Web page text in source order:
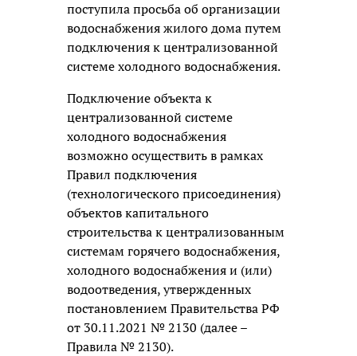
поступила просьба об организации
водоснабжения жилого дома путем
подключения к централизованной
системе холодного водоснабжения.
Подключение объекта к
централизованной системе
холодного водоснабжения
возможно осуществить в рамках
Правил подключения
(технологического присоединения)
объектов капитального
строительства к централизованным
системам горячего водоснабжения,
холодного водоснабжения и (или)
водоотведения, утвержденных
постановлением Правительства РФ
от 30.11.2021 № 2130 (далее –
Правила № 2130).